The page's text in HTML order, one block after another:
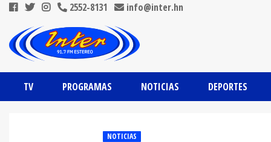
2552-8131 info@inter.hn
TV PROGRAMAS NOTICIAS DEPORTES
NOTICIAS